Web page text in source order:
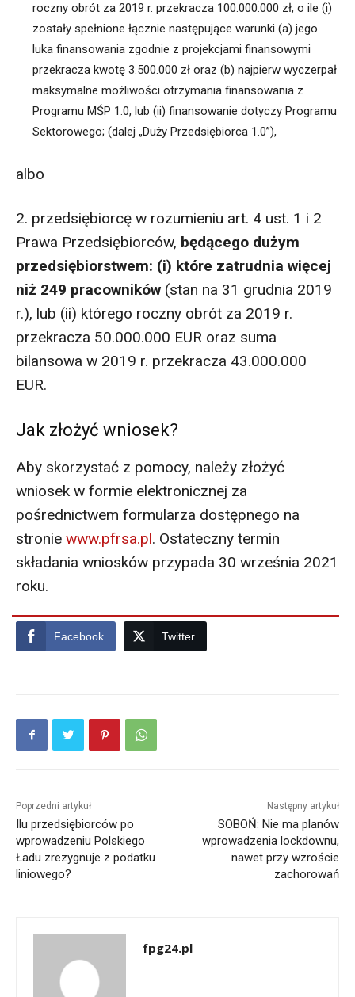
roczny obrót za 2019 r. przekracza 100.000.000 zł, o ile (i)
zostały spełnione łącznie następujące warunki (a) jego
luka finansowania zgodnie z projekcjami finansowymi
przekracza kwotę 3.500.000 zł oraz (b) najpierw wyczerpał
maksymalne możliwości otrzymania finansowania z
Programu MŚP 1.0, lub (ii) finansowanie dotyczy Programu
Sektorowego; (dalej „Duży Przedsiębiorca 1.0”),
albo
2. przedsiębiorcę w rozumieniu art. 4 ust. 1 i 2
Prawa Przedsiębiorców, będącego dużym
przedsiębiorstwem: (i) które zatrudnia więcej
niż 249 pracowników (stan na 31 grudnia 2019
r.), lub (ii) którego roczny obrót za 2019 r.
przekracza 50.000.000 EUR oraz suma
bilansowa w 2019 r. przekracza 43.000.000
EUR.
Jak złożyć wniosek?
Aby skorzystać z pomocy, należy złożyć
wniosek w formie elektronicznej za
pośrednictwem formularza dostępnego na
stronie www.pfrsa.pl. Ostateczny termin
składania wniosków przypada 30 września 2021
roku.
Facebook Twitter
Poprzedni artykuł
Ilu przedsiębiorców po
wprowadzeniu Polskiego
Ładu zrezygnuje z podatku
liniowego?
Następny artykuł
SOBOŃ: Nie ma planów
wprowadzenia lockdownu,
nawet przy wzroście
zachorowań
fpg24.pl